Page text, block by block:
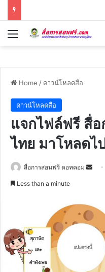
Menu
Home / ดาวน์โหลดสื่อ
ดาวน์โหลดสื่อ
แจกไฟล์ฟรี สื่
ไทย มาโหลดไ
สื่อการสอนฟรี ดอทคอม
Send
Less than a minute